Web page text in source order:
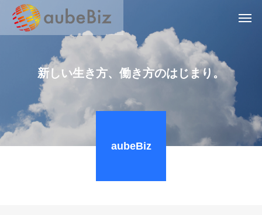
新 しい生き方、 働き方のは じまり 。
aubeBiz